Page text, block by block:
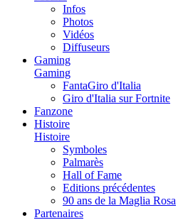
Infos
Photos
Vidéos
Diffuseurs
Gaming
Gaming
FantaGiro d'Italia
Giro d'Italia sur Fortnite
Fanzone
Histoire
Histoire
Symboles
Palmarès
Hall of Fame
Editions précédentes
90 ans de la Maglia Rosa
Partenaires